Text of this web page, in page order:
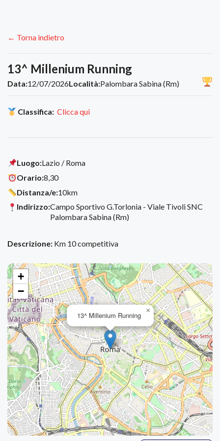
← Torna indietro
13^ Millenium Running
Data:12/07/2026Località:Palombara Sabina (Rm)
Classifica: Clicca qui
Luogo:Lazio / Roma
Orario:8,30
Distanza/e:10km
Indirizzo:Campo Sportivo G.Torlonia - Viale Tivoli SNC
Palombara Sabina (Rm)
Descrizione: Km 10 competitiva
13^ Millenium Running
×
+
−